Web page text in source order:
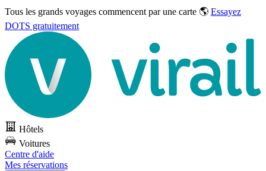
Tous les grands voyages commencent par une carte 🌎 Essayez
DOTS gratuitement
Hôtels
Voitures
Centre d'aide
Mes réservations